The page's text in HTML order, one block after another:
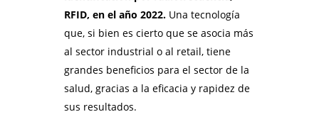
RFID, en el año 2022. Una tecnología
que, si bien es cierto que se asocia más
al sector industrial o al retail, tiene
grandes beneficios para el sector de la
salud, gracias a la eficacia y rapidez de
sus resultados.